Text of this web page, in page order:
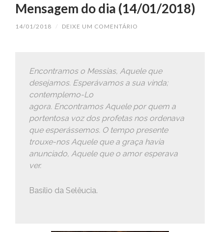
Mensagem do dia (14/01/2018)
14/01/2018 / DEIXE UM COMENTÁRIO
Encontramos o Messias, Aquele que
desejamos. Esperávamos a sua vinda;
contemplemo-Lo
agora. EncontramosAquele por quem a
portentosa voz dos profetas nos ordenava
que esperássemos. Otempo presente
trouxe-nos Aquele que a graça havia
anunciado, Aquele que oamor esperava
ver.
Basílio da Selêucia.